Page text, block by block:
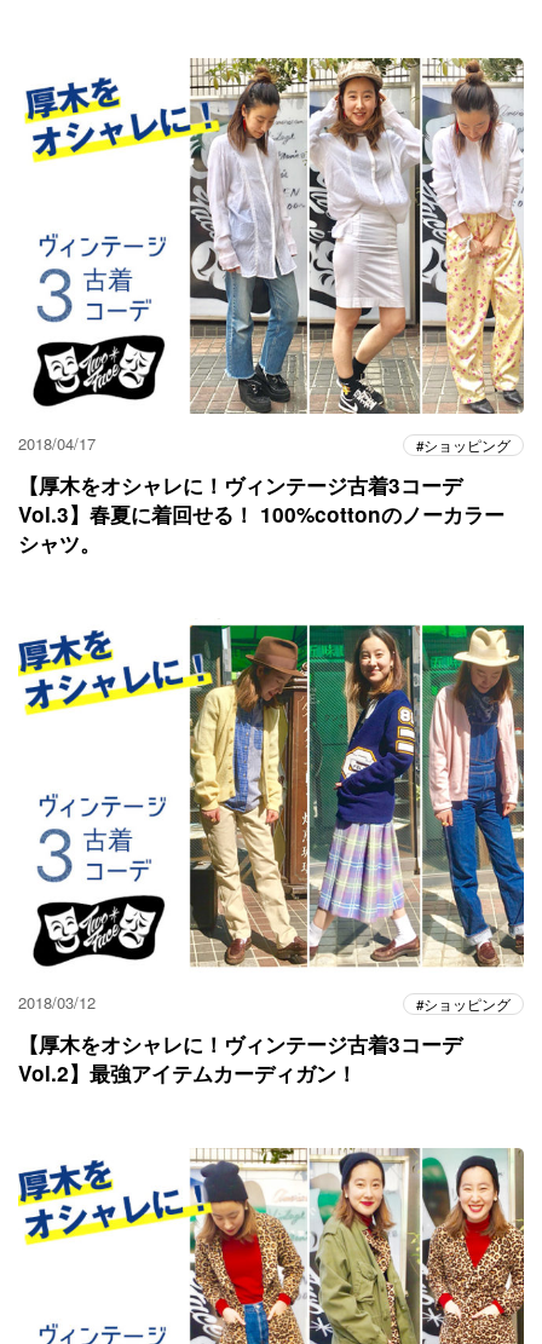
2018/04/17 ショッピング
【厚木をオシャレに！ヴィンテージ古着3コーデ
Vol.3】春夏に着回せる！ 100%cottonのノーカラー
シャツ。
2018/03/12 ショッピング
【厚木をオシャレに！ヴィンテージ古着3コーデ
Vol.2】最強アイテムカーディガン！